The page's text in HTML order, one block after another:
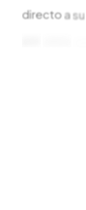
directoasu